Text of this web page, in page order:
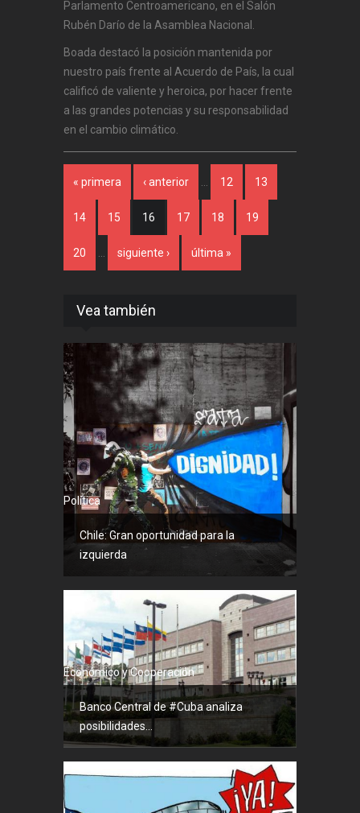
Parlamento Centroamericano, en el Salón
Rubén Darío de la Asamblea Nacional.
Boada destacó la posición mantenida por
nuestro país frente al Acuerdo de País, la cual
calificó de valiente y heroica, por hacer frente
a las grandes potencias y su responsabilidad
en el cambio climático.
Páginas
« primera ‹ anterior 12 13
14 15 16 17 18 19
20 siguiente › última »
Vea también
Política
Chile: Gran oportunidad para la
izquierda
Económico y Cooperación
Banco Central de #Cuba analiza
posibilidades...